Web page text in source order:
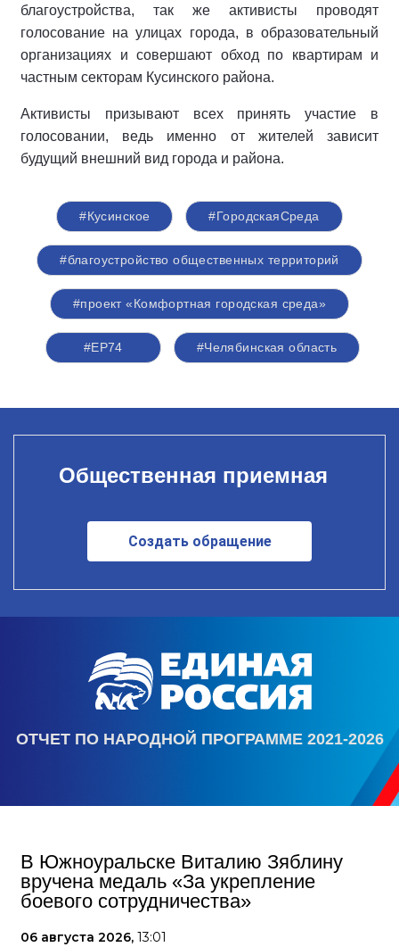
благоустройства, так же активисты проводят
голосование на улицах города, в образовательный
организациях и совершают обход по квартирам и
частным секторам Кусинского района.
Активисты призывают всех принять участие в
голосовании, ведь именно от жителей зависит
будущий внешний вид города и района.
#Кусинское #ГородскаяСреда
#благоустройство общественных территорий
#проект «Комфортная городская среда»
#ЕР74 #Челябинская область
Общественная приемная
Создать обращение
ОТЧЕТ ПО НАРОДНОЙ ПРОГРАММЕ 2021-2026
В Южноуральске Виталию Зяблину
вручена медаль «За укрепление
боевого сотрудничества»
06 августа 2026, 13:01